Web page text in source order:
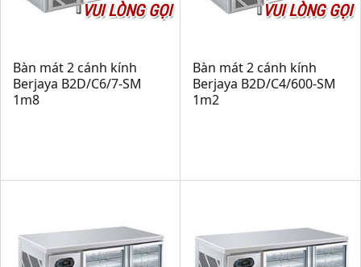
VUI LÒNG GỌI
Bàn mát 2 cánh kính
Berjaya B2D/C6/7-SM
1m8
VUI LÒNG GỌI
Bàn mát 2 cánh kính
Berjaya B2D/C4/600-SM
1m2